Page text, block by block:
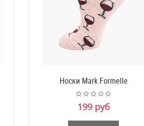
Носки Mark Formelle
199 руб